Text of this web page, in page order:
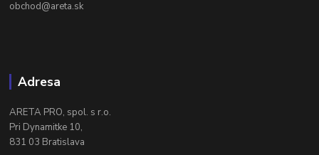
obchod@areta.sk
Adresa
ARETA PRO, spol. s r.o.
Pri Dynamitke 10,
831 03 Bratislava